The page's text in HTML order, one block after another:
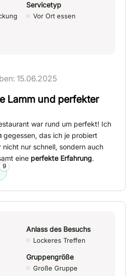
Servicetyp
Vor Ort essen
15.06.2025
Lamm und perfekter
war rund um perfekt! Ich
gegessen, das ich je probiert
nicht nur schnell, sondern auch
eine perfekte Erfahrung.
9
Anlass des Besuchs
Lockeres Treffen
Gruppengröße
Große Gruppe